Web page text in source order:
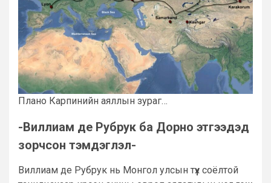
Плано Карпинийн аяллын зураг…
-Виллиам де Рубрук ба Дорно этгээдэд
зорчсон тэмдэглэл-
Виллиам де Рубрук нь Монгол улсын түүх соёлтой